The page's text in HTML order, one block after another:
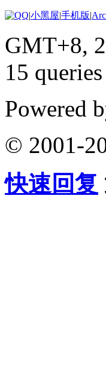
|小黑屋|手机版|
GMT+8,
15
Powered
© 2001-
快速回复